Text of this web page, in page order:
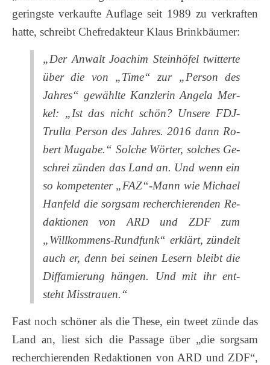
geringste verkaufte Auflage seit 1989 zu verkraften
hatte, schreibt Chefredakteur Klaus Brinkbäumer:
„Der An­walt Joa­chim Stein­hö­fel twit­ter­te
über die von „Time“ zur „Per­son des
Jah­res“ ge­wähl­te Kanz­le­rin An­ge­la Mer­
kel: „Ist das nicht schön? Un­se­re FDJ-
Trul­la Per­son des Jah­res. 2016 dann Ro­
bert Mugabe.“ Sol­che Wör­ter, sol­ches Ge­
schrei zün­den das Land an. Und wenn ein
so kom­pe­ten­ter „FAZ“-Mann wie Mi­cha­el
Han­feld die sorg­sam re­cher­chie­ren­den Re­
dak­tio­nen von ARD und ZDF zum
„Willkom­mens-Rundfunk“ er­klärt, zün­delt
auch er, denn bei sei­nen Le­sern bleibt die
Dif­fa­mie­rung hän­gen. Und mit ihr ent­
steht Miss­trau­en.“
Fast noch schöner als die These, ein tweet zünde das
Land an, liest sich die Passage über „die sorgsam
recherchierenden Redaktionen von ARD und ZDF“,